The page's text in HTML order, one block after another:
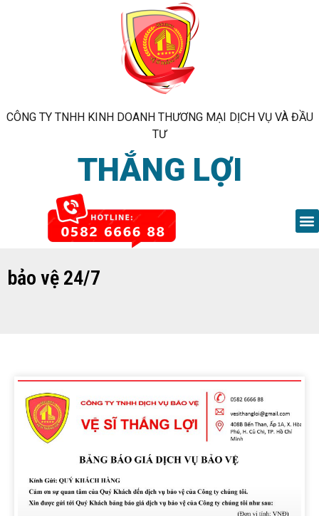
CÔNG TY TNHH KINH DOANH THƯƠNG MẠI DỊCH VỤ VÀ ĐẦU
TƯ
THẮNG LỢI
bảo vệ 24/7